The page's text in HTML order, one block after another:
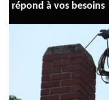
répond à vos besoins